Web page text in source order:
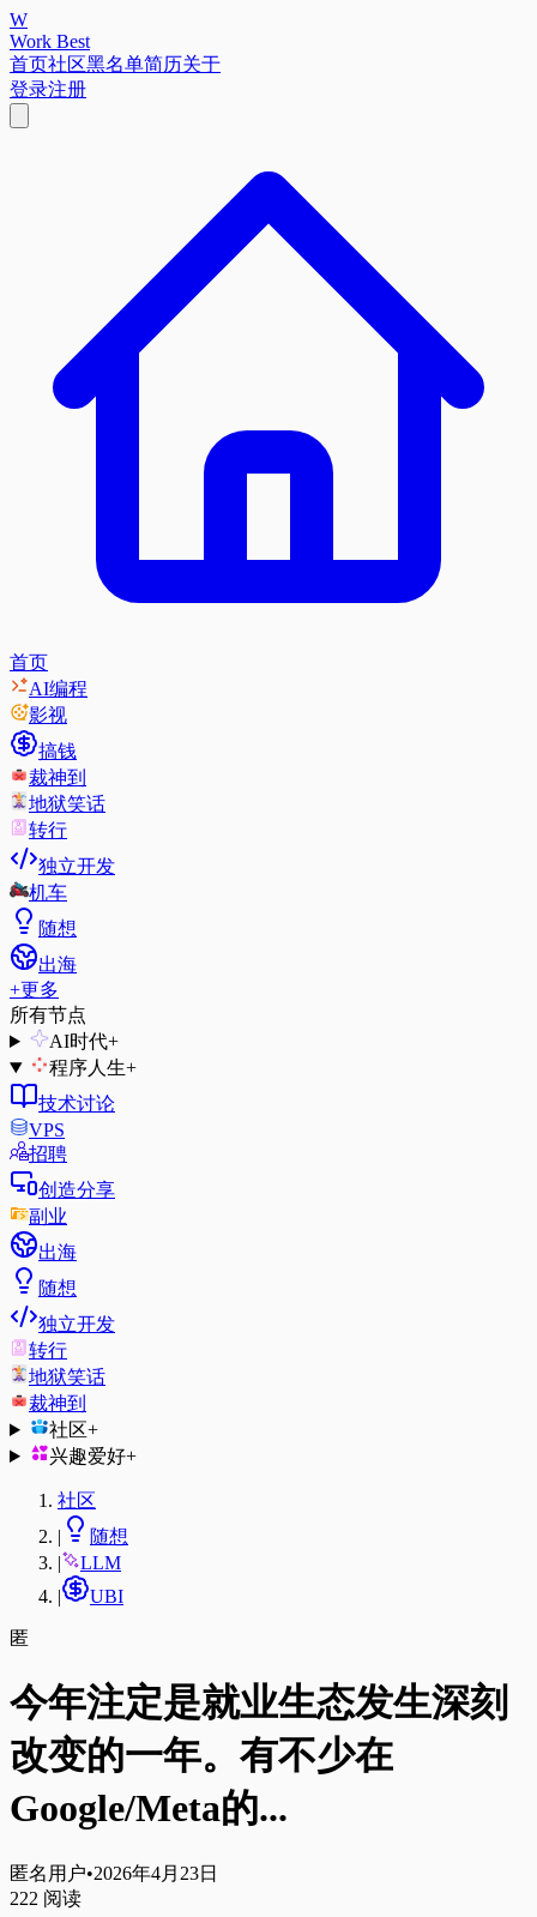
W
Work Best
首页社区黑名单简历关于
登录注册
首页
AI编程
影视
搞钱
裁神到
地狱笑话
转行
独立开发
机车
随想
出海
+更多
所有节点
AI时代+
程序人生+
技术讨论
VPS
招聘
创造分享
副业
出海
随想
独立开发
转行
地狱笑话
裁神到
社区+
兴趣爱好+
社区
|
随想
|
LLM
|
UBI
匿
今年注定是就业生态发生深刻
改变的一年。有不少在
Google/Meta的...
匿名用户•2026年4月23日
222 阅读